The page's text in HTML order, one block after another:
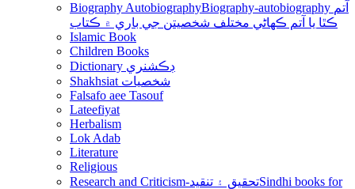
Biography AutobiographyBiography-autobiography آتم
ڪٿا يا آتم ڪھاڻي مختلف شخصيتن جي باري ۾ ڪتاب
Islamic Book
Children Books
Dictionary ڊڪشنري
Shakhsiat شخصيات
Falsafo aee Tasouf
Lateefiyat
Herbalism
Lok Adab
Literature
Religious
Research and Criticism-تحقيق ۽ تنقيدSindhi books for